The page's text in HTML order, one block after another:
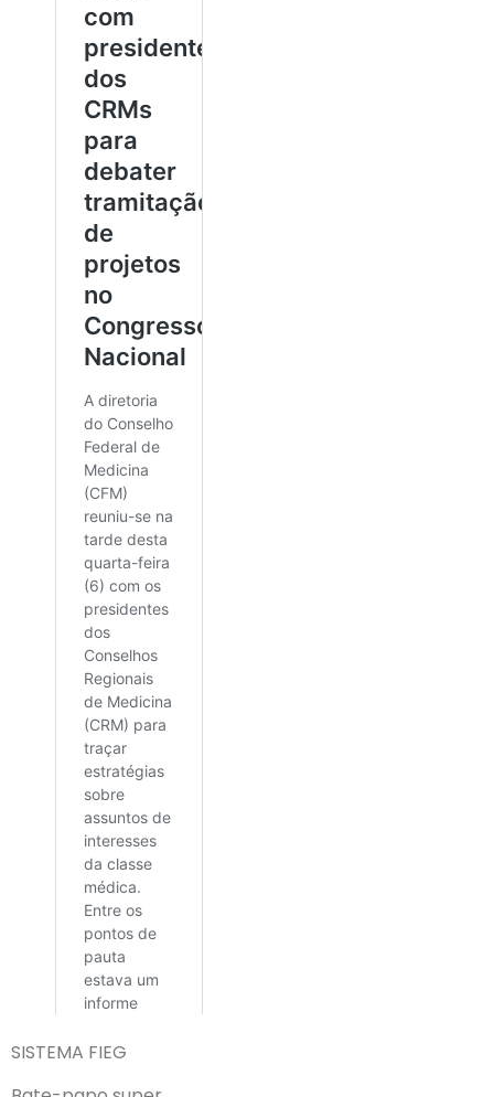
SISTEMA FIEG